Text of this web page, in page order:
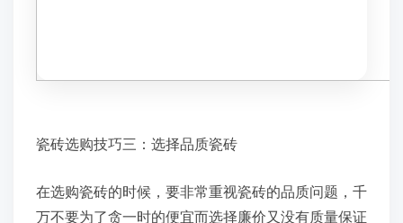
瓷砖选购技巧三：选择品质瓷砖
在选购瓷砖的时候，要非常重视瓷砖的品质问题，千
万不要为了贪一时的便宜而选择廉价又没有质量保证